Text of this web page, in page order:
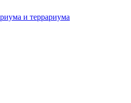
и террариума